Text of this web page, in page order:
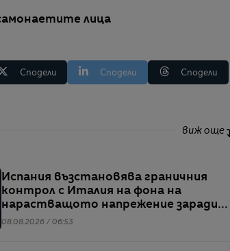
лицa
Сподели Сподели Сподели
виж още
Испания възстановява граничния
контрол с Италия на фона на
нарастващото напрежение заради
мигрантите
08.08.2026 / 06:53